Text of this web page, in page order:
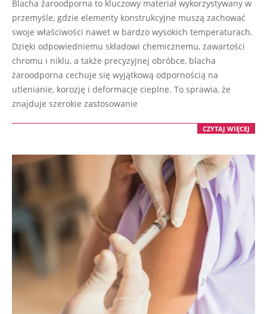
29
Blacha żaroodporna to kluczowy materiał wykorzystywany w
przemyśle, gdzie elementy konstrukcyjne muszą zachować
swoje właściwości nawet w bardzo wysokich temperaturach.
Dzięki odpowiedniemu składowi chemicznemu, zawartości
chromu i niklu, a także precyzyjnej obróbce, blacha
żaroodporna cechuje się wyjątkową odpornością na
utlenianie, korozję i deformacje cieplne. To sprawia, że
znajduje szerokie zastosowanie
CZYTAJ WIĘCEJ